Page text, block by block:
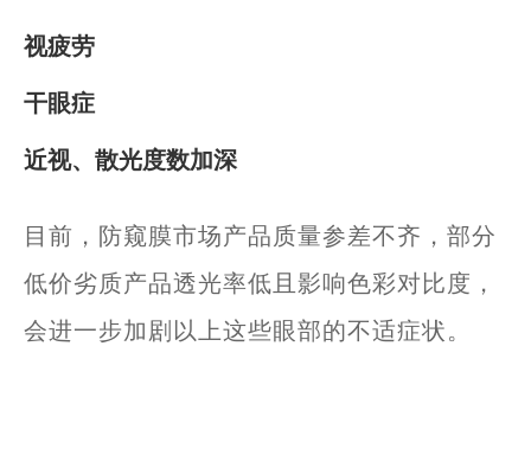
视疲劳
干眼症
近视、散光度数加深
目前，防窥膜市场产品质量参差不齐，部分
低价劣质产品透光率低且影响色彩对比度，
会进一步加剧以上这些眼部的不适症状。